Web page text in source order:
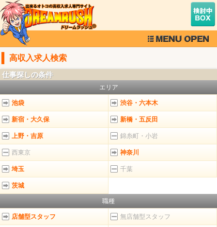
高収入求人検索
仕事探しの条件
エリア
池袋 渋谷・六本木
新宿・大久保 新橋・五反田
上野・吉原 錦糸町・小岩
西東京 神奈川
埼玉 千葉
茨城
職種
店舗型スタッフ 無店舗型スタッフ